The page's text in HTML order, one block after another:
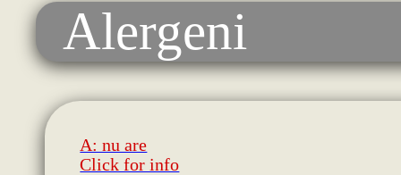
Alergeni
A: nu are
Click for info